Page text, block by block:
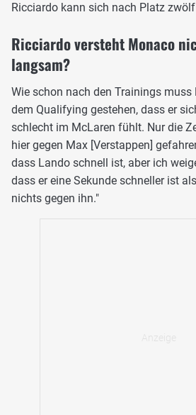
Ricciardo kann sich nach Platz
Ricciardo versteht Monaco
langsam?
Wie schon nach den Trainings
dem Qualifying gestehen, dass er
schlecht im McLaren fühlt. Nur die
hier gegen Max [Verstappen]
dass Lando schnell ist, aber ich
dass er eine Sekunde schneller ist
nichts gegen ihn."